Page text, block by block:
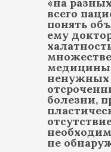
всего
понять
ему
ненужных
болезни,
не